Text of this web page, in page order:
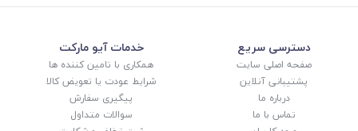
دسترسی سریع
صفحه اصلی سایت
پشتیبانی آنلاین
درباره ما
تماس با ما
خدمات آیو مارکت
همکاری با تامین کننده ها
شرایط عودت یا تعویض کالا
پیگیری سفارش
سوالات متداول